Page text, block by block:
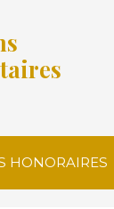
HONORAIRES